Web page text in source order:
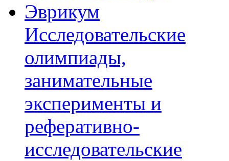
Эврикум
Исследовательские
олимпиады,
занимательные
эксперименты и
реферативно-
исследовательские